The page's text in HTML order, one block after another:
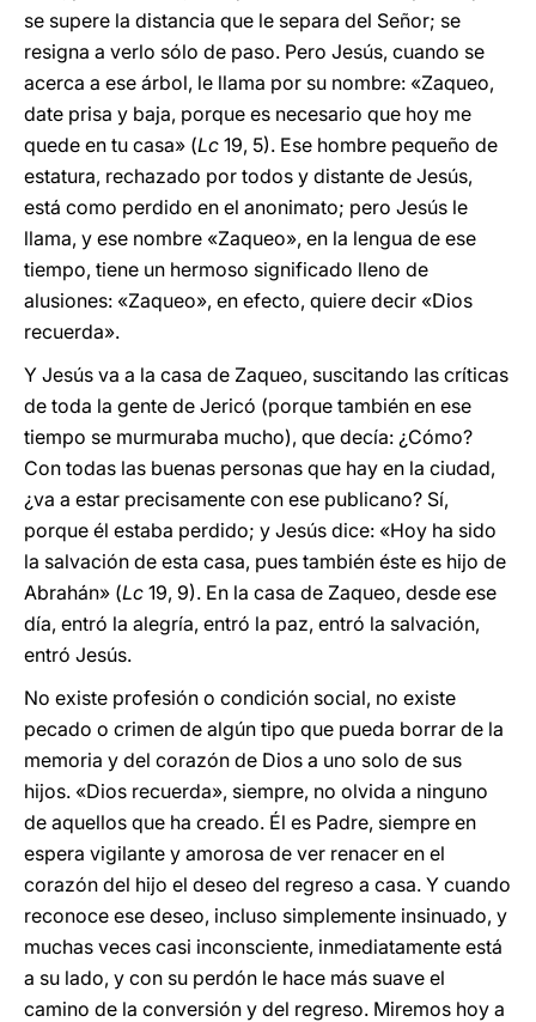
se supere la distancia que le separa del Señor; se
resigna a verlo sólo de paso. Pero Jesús, cuando se
acerca a ese árbol, le llama por su nombre: «Zaqueo,
date prisa y baja, porque es necesario que hoy me
quede en tu casa» (Lc 19, 5). Ese hombre pequeño de
estatura, rechazado por todos y distante de Jesús,
está como perdido en el anonimato; pero Jesús le
llama, y ese nombre «Zaqueo», en la lengua de ese
tiempo, tiene un hermoso significado lleno de
alusiones: «Zaqueo», en efecto, quiere decir «Dios
recuerda».
Y Jesús va a la casa de Zaqueo, suscitando las críticas
de toda la gente de Jericó (porque también en ese
tiempo se murmuraba mucho), que decía: ¿Cómo?
Con todas las buenas personas que hay en la ciudad,
¿va a estar precisamente con ese publicano? Sí,
porque él estaba perdido; y Jesús dice: «Hoy ha sido
la salvación de esta casa, pues también éste es hijo de
Abrahán» (Lc 19, 9). En la casa de Zaqueo, desde ese
día, entró la alegría, entró la paz, entró la salvación,
entró Jesús.
No existe profesión o condición social, no existe
pecado o crimen de algún tipo que pueda borrar de la
memoria y del corazón de Dios a uno solo de sus
hijos. «Dios recuerda», siempre, no olvida a ninguno
de aquellos que ha creado. Él es Padre, siempre en
espera vigilante y amorosa de ver renacer en el
corazón del hijo el deseo del regreso a casa. Y cuando
reconoce ese deseo, incluso simplemente insinuado, y
muchas veces casi inconsciente, inmediatamente está
a su lado, y con su perdón le hace más suave el
camino de la conversión y del regreso. Miremos hoy a